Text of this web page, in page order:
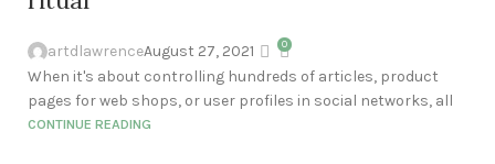
artdlawrenceAugust 27, 2021 0
When it's about controlling hundreds of articles, product
pages for web shops, or user profiles in social networks, all
CONTINUE READING